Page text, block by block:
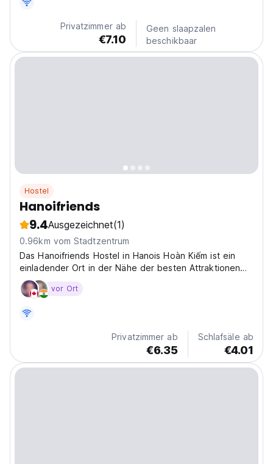
Privatzimmer ab
€7.10
Geen slaapzalen
beschikbaar
Hostel
Hanoifriends
9.4Ausgezeichnet(1)
0.96km vom Stadtzentrum
Das Hanoifriends Hostel in Hanois Hoàn Kiếm ist ein
einladender Ort in der Nähe der besten Attraktionen
der Stadt. Ein freundliches Hostel zur Erkundung
Nordvietnams. (Auto-translated from original language)
vor Ort
Privatzimmer ab
€6.35
Schlafsäle ab
€4.01